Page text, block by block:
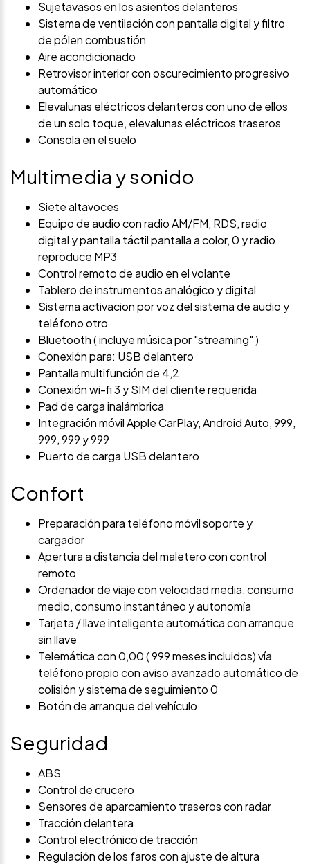
Sujetavasos en los asientos delanteros
Sistema de ventilación con pantalla digital y filtro
de pólen combustión
Aire acondicionado
Retrovisor interior con oscurecimiento progresivo
automático
Elevalunas eléctricos delanteros con uno de ellos
de un solo toque, elevalunas eléctricos traseros
Consola en el suelo
Multimedia y sonido
Siete altavoces
Equipo de audio con radio AM/FM, RDS, radio
digital y pantalla táctil pantalla a color, 0 y radio
reproduce MP3
Control remoto de audio en el volante
Tablero de instrumentos analógico y digital
Sistema activacion por voz del sistema de audio y
teléfono otro
Bluetooth ( incluye música por "streaming" )
Conexión para: USB delantero
Pantalla multifunción de 4,2
Conexión wi-fi 3 y SIM del cliente requerida
Pad de carga inalámbrica
Integración móvil Apple CarPlay, Android Auto, 999,
999, 999 y 999
Puerto de carga USB delantero
Confort
Preparación para teléfono móvil soporte y
cargador
Apertura a distancia del maletero con control
remoto
Ordenador de viaje con velocidad media, consumo
medio, consumo instantáneo y autonomía
Tarjeta / llave inteligente automática con arranque
sin llave
Telemática con 0,00 ( 999 meses incluidos) vía
teléfono propio con aviso avanzado automático de
colisión y sistema de seguimiento 0
Botón de arranque del vehículo
Seguridad
ABS
Control de crucero
Sensores de aparcamiento traseros con radar
Tracción delantera
Control electrónico de tracción
Regulación de los faros con ajuste de altura